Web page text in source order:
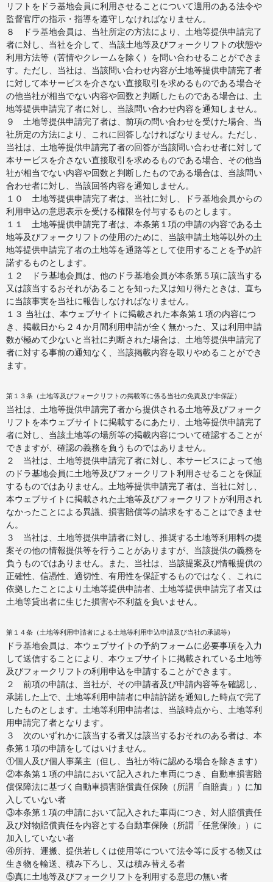
リフトをドラ基地会員に利用させることについて適用のある法令や
監督官庁の指示・指導を遵守しなければなりません。
８ ドラ基地会員は、当社所定の方法により、土地等提供申請完了
者に対し、当社を介して、当該土地等及びフォークリフトの状態や
利用方法等（苦情やクレームを除く）を問い合わせることができま
す。ただし、当社は、当該問い合わせ内容が土地等提供申請完了者
に対して本サービスを介さない直接取引を求めるものである場合そ
の他当社が相当でない内容や回数と判断したものである場合は、土
地等提供申請完了者に対し、当該問い合わせ内容を通知しません。
９ 土地等提供申請完了者は、前項の問い合わせを受けた場合、当
社所定の方法により、これに回答しなければなりません。ただし、
当社は、土地等提供申請完了者の回答が当該問い合わせ者に対して
本サービスを介さない直接取引を求めるものである場合、その他当
社が相当でない内容や回数と判断したものである場合は、当該問い
合わせ者に対し、当該回答内容を通知しません。
１０ 土地等提供申請完了者は、当社に対し、ドラ基地会員からの
利用申込の意思表示を受ける権限を付与するものとします。
１１ 土地等提供申請完了者は、本条第１項の申請の内容である土
地等及びフォークリフトの使用のために、当該申請土地等以外の土
地等提供申請完了者の土地等を通路等として使用することを予め許
諾するものとします。
１２ ドラ基地会員は、他のドラ基地会員が本条第５項に該当する
又は該当するおそれがあることを知った又は知り得たときは、直ち
に当該事実を当社に報告しなければなりません。
１３ 当社は、本ウェブサイトに掲載された本条第１項の内容につ
き、掲載日から２４か月間利用申請が全く無かった、又は利用申請
数が極めて少ないと当社に判断された場合は、土地等提供申請完了
者に対する事前の通知なく、当該掲載内容を取りやめることができ
ます。
第１３条（土地等及びフォークリフトの掲載等に係る当社の免責及び非保証）
当社は、土地等提供申請完了者から提供される土地等及びフォーク
リフトを本ウェブサイトに掲載するにあたり、土地等提供申請完了
者に対し、当該土地等の場所等の掲載内容について確認することが
できますが、確認の義務を負うものではありません。
２ 当社は、土地等提供申請完了者に対し、本サービスによって他
のドラ基地会員に土地等及びフォークリフト利用させることを保証
するものではありません。土地等提供申請完了者は、当社に対し、
本ウェブサイトに掲載された土地等及びフォークリフトが利用され
なかったことによる異議、損害賠償等の請求をすることはできませ
ん。
３ 当社は、土地等提供申請者に対し、推奨する土地等利用料の提
案その他の情報提供等を行うことがありますが、当該提供の義務を
負うものではありません。また、当社は、当該提案及び情報提供の
正確性、信憑性、適切性、有用性を保証するものではなく、これに
依拠したことにより土地等提供申請者、土地等提供申請完了者又は
土地等貸出者に生じた損害や不利益を負いません。
第１４条（土地等利用申請者による土地等利用申込申請及び当社の承認等）
ドラ基地会員は、本ウェブサイトの予約フォームに必要事項を入力
して送信することにより、本ウェブサイトに掲載されている土地等
及びフォークリフトの利用申込を申請することができます。
２ 前項の申請は、当社が、その申請者及び申請内容等を確認し、
承諾した上で、土地等利用申請者に申請許諾を通知した時点で完了
したものとします。土地等利用申請者は、当該時点から、土地等利
用申請完了者となります。
３ 次のいずれかに該当する者又は該当するおそれのある者は、本
条第１項の申請をしてはいけません。
①個人及び個人事業主（但し、当社が特に認める場合を除きます）
②本条第１項の申請において記入された車両につき、自動車損害賠
償保障法に基づく自動車損害賠償責任保険（所謂「自賠責」）に加
入していない者
③本条第１項の申請において記入された車両につき、対人賠償責任
及び対物賠償責任を内容とする自動車保険（所謂「任意保険」）に
加入していない者
④所持、運搬、提供若しくは使用等について法令等に反する物又は
生き物を輸送、積み下ろし、又は積み替える者
⑤真に土地等及びフォークリフトを利用する意思の無い者